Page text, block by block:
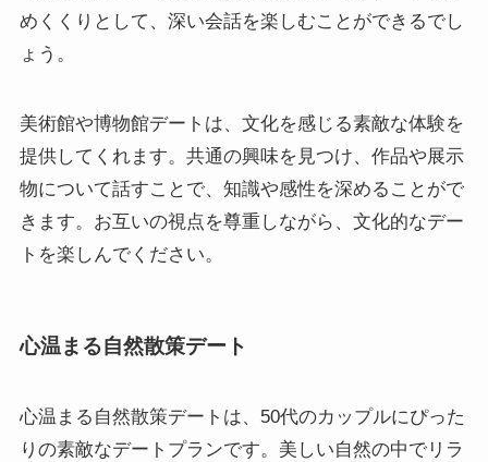
めくくりとして、深い会話を楽しむことができるでし
ょう。
美術館や博物館デートは、文化を感じる素敵な体験を
提供してくれます。共通の興味を見つけ、作品や展示
物について話すことで、知識や感性を深めることがで
きます。お互いの視点を尊重しながら、文化的なデー
トを楽しんでください。
心温まる自然散策デート
心温まる自然散策デートは、50代のカップルにぴった
りの素敵なデートプランです。美しい自然の中でリラ